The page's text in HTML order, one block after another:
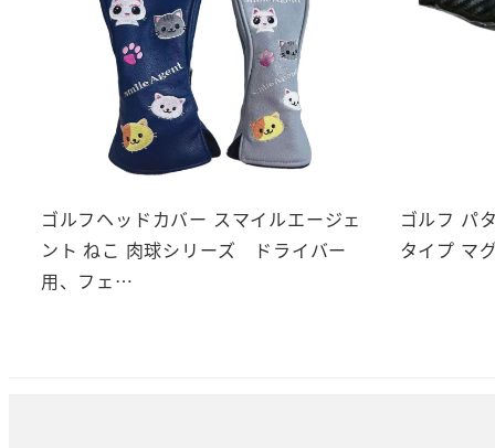
ゴルフヘッドカバー スマイルエージェ
ント ねこ 肉球シリーズ ドライバー
用、フェ…
ゴルフ パ
タイプ マ